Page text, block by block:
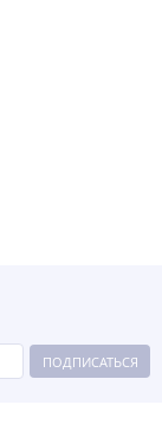
ПОДПИСАТЬСЯ